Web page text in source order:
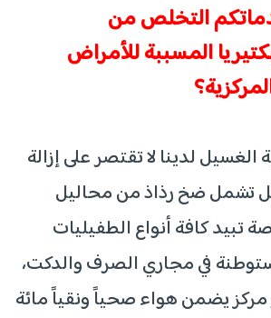
التخلص من
المسببة للأمراض
الغسيل لدينا لا تقتصر على إزالة
تشمل ضخ رذاذ من محاليل
تبيد كافة أنواع الطفيليات
في مجاري الصرف والدكت،
يضمن هواء صحياً ونقياً مائة